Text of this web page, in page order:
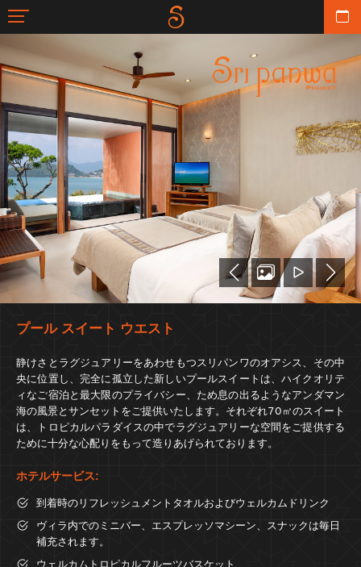
プール スイート ウエスト
静けさとラグジュアリーをあわせもつスリパンワのオアシス、その中
央に位置し、完全に孤立した新しいプールスイートは、ハイクオリテ
ィなご宿泊と最大限のプライバシー、ため息の出るようなアンダマン
海の風景とサンセットをご提供いたします。それぞれ70㎡のスイート
は、トロピカルパラダイスの中でラグジュアリーな空間をご提供する
ために十分な心配りをもって造りあげられております。
ホテルサービス:
到着時のリフレッシュメントタオルおよびウェルカムドリンク
ヴィラ内でのミニバー、エスプレッソマシーン、スナックは毎日
補充されます。
ウェルカムトロピカルフルーツバスケット